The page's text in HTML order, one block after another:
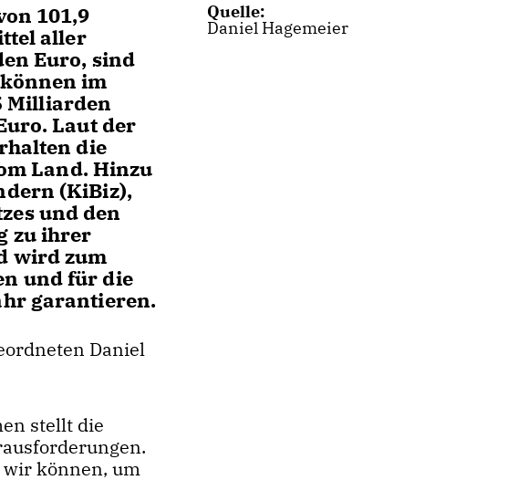
101,9
aller
Euro, sind
im
Milliarden
Laut der
die
Land. Hinzu
(KiBiz),
und den
zu ihrer
wird zum
und für die
garantieren.
Daniel
stellt die
können, um
Quelle:
Daniel Hagemeier